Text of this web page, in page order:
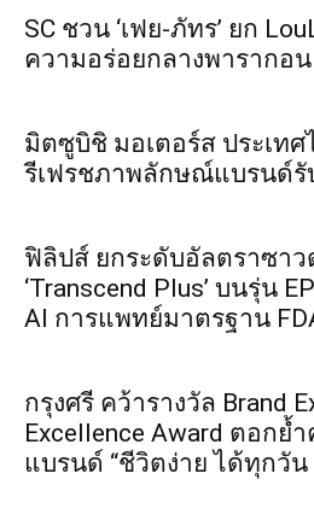
SC ชวน ‘เฟย-ภัทร’ ยก
ความอร่อยกลางพารากอน
มิตซูบิชิ มอเตอร์ส ประเทศ
รีเฟรชภาพลักษณ์แบรนด์รั
ฟิลิปส์ ยกระดับอัลตราซาว
‘Transcend Plus’ บนรุ่น
AI การแพทย์มาตรฐาน
กรุงศรี คว้ารางวัล Brand
Excellence Award ตอก
แบรนด์ “ชีวิตง่าย ได้ทุกวัน